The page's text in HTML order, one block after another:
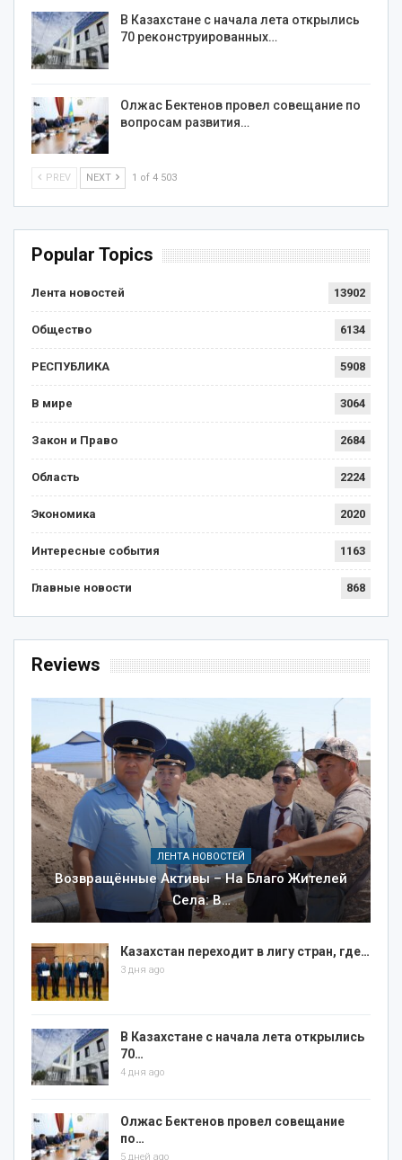
В Казахстане с начала лета открылись
70 реконструированных…
Олжас Бектенов провел совещание по
вопросам развития…
PREV NEXT 1 of 4 503
Popular Topics
Лента новостей 13902
Общество 6134
РЕСПУБЛИКА 5908
В мире 3064
Закон и Право 2684
Область 2224
Экономика 2020
Интересные события 1163
Главные новости 868
Reviews
ЛЕНТА НОВОСТЕЙ
Возвращённые Активы – На Благо Жителей
Села: В…
Казахстан переходит в лигу стран, где…
3 дня ago
В Казахстане с начала лета открылись
70…
4 дня ago
Олжас Бектенов провел совещание
по…
5 дней ago